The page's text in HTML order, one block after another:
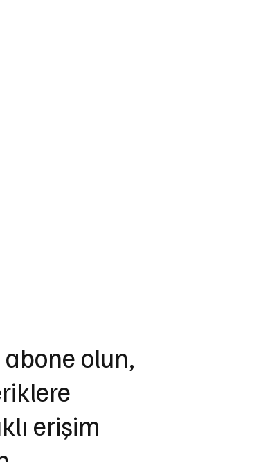
olun,
erişim